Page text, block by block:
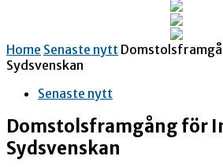
Home Senaste nytt
Sydsvenskan
Senaste nytt
Domstolsframgång för
Sydsvenskan